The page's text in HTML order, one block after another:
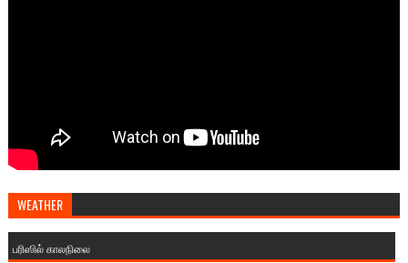
WEATHER
பரிஸில் காலநிலை